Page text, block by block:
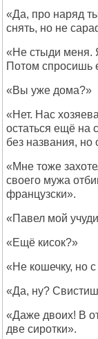
«Да, про наряд
снять, но не
«Не стыди меня.
Потом спросишь
«Вы уже дома?»
«Нет. Нас
остаться ещё на
без названия, но
«Мне тоже
своего мужа
французски».
«Павел мой
«Ещё кисок?»
«Не кошечку, но с
«Да, ну?
«Даже двоих! В
две сиротки».